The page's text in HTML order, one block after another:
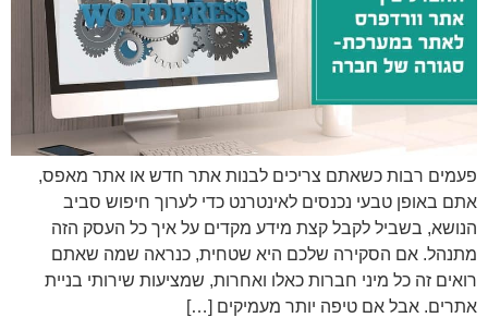
פעמים רבות כשאתם צריכים לבנות אתר חדש או אתר מאפס,
אתם באופן טבעי נכנסים לאינטרנט כדי לערוך חיפוש סביב
הנושא, בשביל לקבל קצת מידע מקדים על איך כל העסק הזה
מתנהל. אם הסקירה שלכם היא שטחית, כנראה שמה שאתם
רואים זה כל מיני חברות כאלו ואחרות, שמציעות שירותי בניית
אתרים. אבל אם טיפה יותר מעמיקים […]